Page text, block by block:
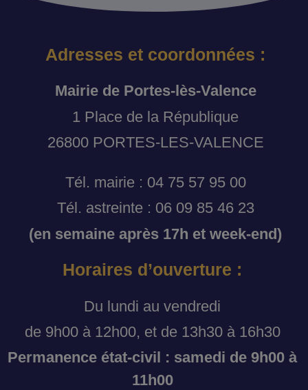
Adresses et coordonnées :
Mairie de Portes-lès-Valence
1 Place de la République
26800 PORTES-LES-VALENCE
Tél. mairie : 04 75 57 95 00
Tél. astreinte : 06 09 85 46 23
(en semaine après 17h et week-end)
Horaires d’ouverture :
Du lundi au vendredi
de 9h00 à 12h00, et de 13h30 à 16h30
Permanence état-civil : samedi de 9h00 à
11h00